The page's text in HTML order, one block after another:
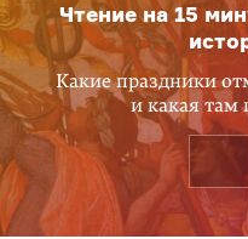
Чтение на 15
Какие праздники
и какая там